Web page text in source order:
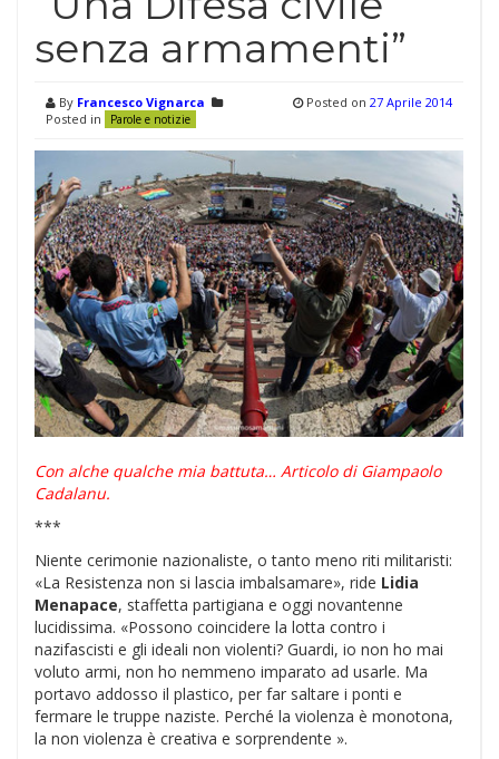
senza armamenti”
By Francesco Vignarca
Posted in
Parole e notizie
Posted on 27 Aprile 2014
Con alche qualche mia battuta… Articolo di Giampaolo
Cadalanu.
***
Niente cerimonie nazionaliste, o tanto meno riti militaristi:
«La Resistenza non si lascia imbalsamare», ride Lidia
Menapace, staffetta partigiana e oggi novantenne
lucidissima. «Possono coincidere la lotta contro i
nazifascisti e gli ideali non violenti? Guardi, io non ho mai
voluto armi, non ho nemmeno imparato ad usarle. Ma
portavo addosso il plastico, per far saltare i ponti e
fermare le truppe naziste. Perché la violenza è monotona,
la non violenza è creativa e sorprendente ».